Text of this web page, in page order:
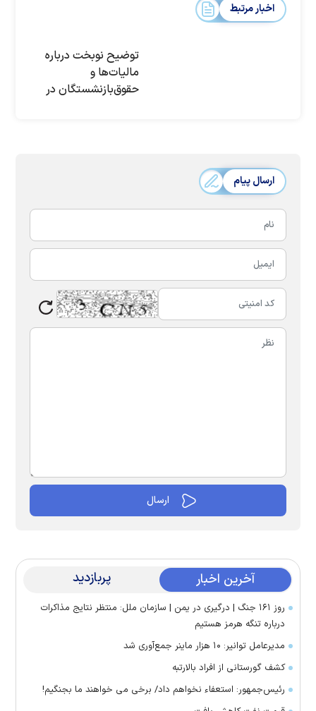
اخبار مرتبط
توضیح نوبخت درباره
مالیات‌ها و
حقوق‌‌بازنشستگان در
ارسال پیام
آخرین اخبار پربازدید
روز ۱۶۱ جنگ | درگیری در یمن | سازمان ملل: منتظر نتایج مذاکرات
درباره تنگه هرمز هستیم
مدیرعامل توانیر: ۱۰ هزار ماینر جمع‌آوری شد
کشف گورستانی از افراد بالارتبه
رئیس‌جمهور: استعفاء نخواهم داد/ برخی می خواهند ما بجنگیم!